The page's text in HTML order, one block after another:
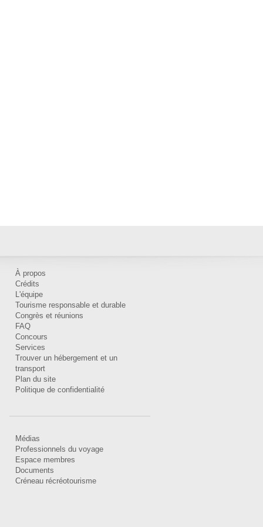
À propos
Crédits
L'équipe
Tourisme responsable et durable
Congrès et réunions
FAQ
Concours
Services
Trouver un hébergement et un
transport
Plan du site
Politique de confidentialité
Médias
Professionnels du voyage
Espace membres
Documents
Créneau récréotourisme